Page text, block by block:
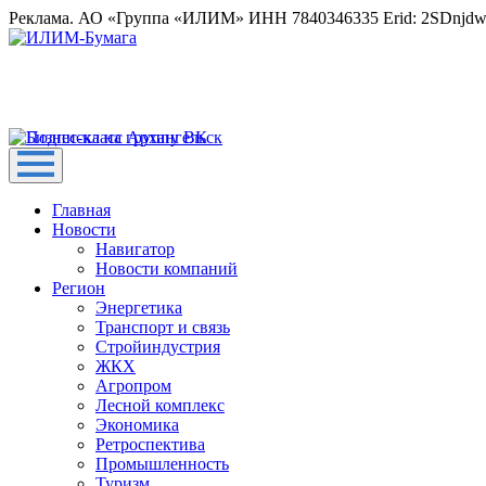
Реклама. АО «Группа «ИЛИМ» ИНН 7840346335 Erid:
Главная
Новости
Навигатор
Новости компаний
Регион
Энергетика
Транспорт и связь
Стройиндустрия
ЖКХ
Агропром
Лесной комплекс
Экономика
Ретроспектива
Промышленность